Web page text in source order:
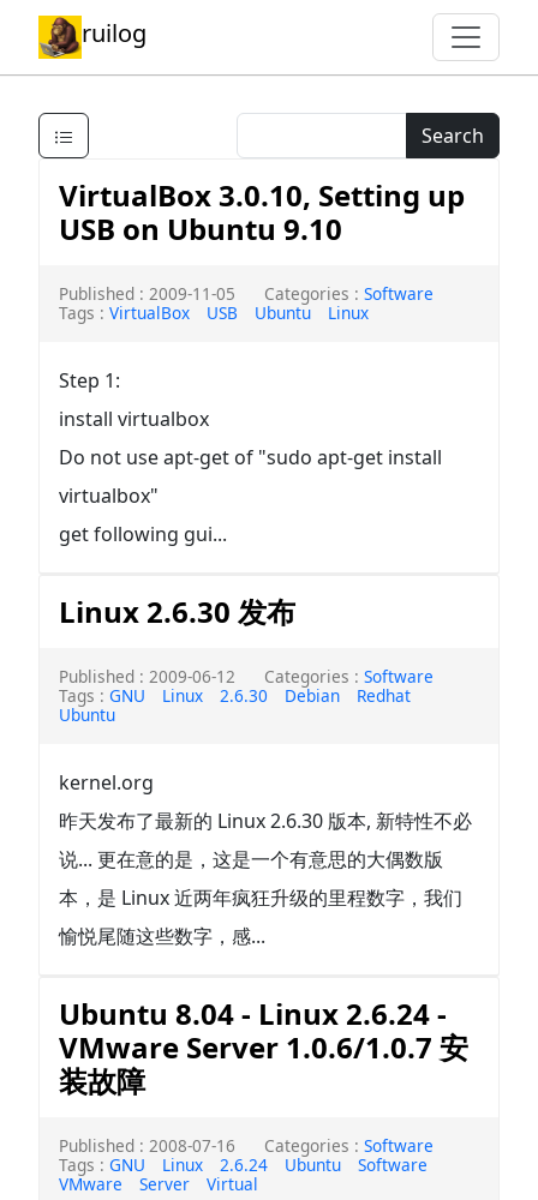
ruilog
Search
VirtualBox 3.0.10, Setting up
USB on Ubuntu 9.10
Published : 2009-11-05 Categories : Software
Tags : VirtualBox USB Ubuntu Linux
Step 1:
install virtualbox
Do not use apt-get of "sudo apt-get install
virtualbox"
get following gui...
Linux 2.6.30 发布
Published : 2009-06-12 Categories : Software
Tags : GNU Linux 2.6.30 Debian
Redhat
Ubuntu
kernel.org
昨天发布了最新的 Linux 2.6.30 版本, 新特性不必
说... 更在意的是，这是一个有意思的大偶数版
本，是 Linux 近两年疯狂升级的里程数字，我们
愉悦尾随这些数字，感...
Ubuntu 8.04 - Linux 2.6.24 -
VMware Server 1.0.6/1.0.7 安
装故障
Published : 2008-07-16 Categories : Software
Tags : GNU Linux 2.6.24 Ubuntu
Software
VMware
Server Virtual